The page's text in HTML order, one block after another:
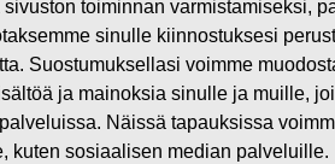
toiminnan varmistamiseksi,
sinulle kiinnostuksesi
Suostumuksellasi voimme
ja mainoksia sinulle ja muille,
Näissä tapauksissa
kuten sosiaalisen median palveluille.